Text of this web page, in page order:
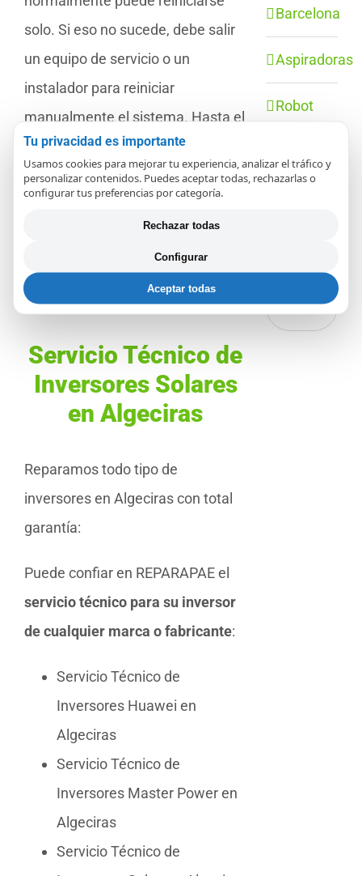
solo. Si eso no sucede, debe salir
un equipo de servicio o un
instalador para reiniciar
manualmente el sistema. Hasta el
momento en que puedan salir, no
producirá electricidad con sus
paneles.
SOLICITAR UNA
REPARACIÓN
Servicio Técnico de
Inversores Solares
en Algeciras
Reparamos todo tipo de
inversores en Algeciras con total
garantía:
Puede confiar en REPARAPAE el
servicio técnico para su inversor
de cualquier marca o fabricante:
Servicio Técnico de
Inversores Huawei en
Algeciras
Servicio Técnico de
Inversores Master Power en
Algeciras
Servicio Técnico de
Barcelona
Aspiradoras
Robot
Thermomix
Categorías
Tu privacidad es importante
Usamos cookies para mejorar tu experiencia, analizar el tráfico y
personalizar contenidos. Puedes aceptar todas, rechazarlas o
configurar tus preferencias por categoría.
Rechazar todas
Configurar
Aceptar todas